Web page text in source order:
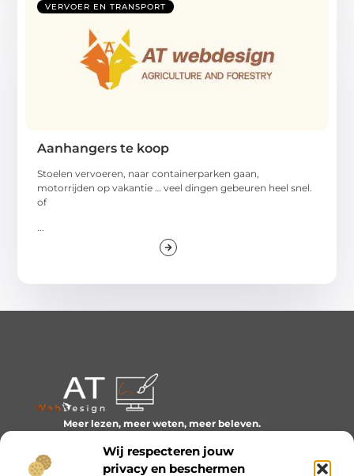
Wij respecteren jouw
privacy en beschermen
VERVOER EN TRANSPORT
Aanhangers te koop
Stoelen vervoeren, naar containerparken gaan,
motorrijden op vakantie … veel dingen gebeuren heel snel.
of
...
Meer lezen, meer weten, meer beleven.
het dagelijks leven boeiend maakt.